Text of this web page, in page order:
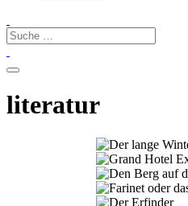
literatur